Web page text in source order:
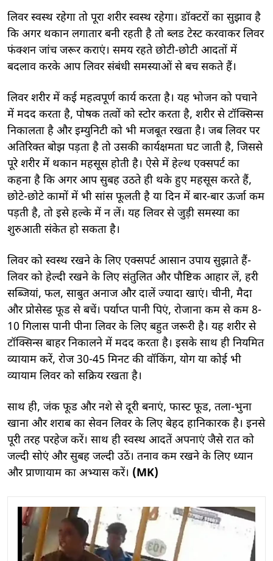
लिवर स्वस्थ रहेगा तो पूरा शरीर स्वस्थ रहेगा। डॉक्टरों का सुझाव है
कि अगर थकान लगातार बनी रहती है तो ब्लड टेस्ट करवाकर लिवर
फंक्शन जांच जरूर कराएं। समय रहते छोटी-छोटी आदतों में
बदलाव करके आप लिवर संबंधी समस्याओं से बच सकते हैं।
लिवर शरीर में कई महत्वपूर्ण कार्य करता है। यह भोजन को पचाने
में मदद करता है, पोषक तत्वों को स्टोर करता है, शरीर से टॉक्सिन्स
निकालता है और इम्युनिटी को भी मजबूत रखता है। जब लिवर पर
अतिरिक्त बोझ पड़ता है तो उसकी कार्यक्षमता घट जाती है, जिससे
पूरे शरीर में थकान महसूस होती है। ऐसे में हेल्थ एक्सपर्ट का
कहना है कि अगर आप सुबह उठते ही थके हुए महसूस करते हैं,
छोटे-छोटे कामों में भी सांस फूलती है या दिन में बार-बार ऊर्जा कम
पड़ती है, तो इसे हल्के में न लें। यह लिवर से जुड़ी समस्या का
शुरुआती संकेत हो सकता है।
लिवर को स्वस्थ रखने के लिए एक्सपर्ट आसान उपाय सुझाते हैं-
लिवर को हेल्दी रखने के लिए संतुलित और पौष्टिक आहार लें, हरी
सब्जियां, फल, साबुत अनाज और दालें ज्यादा खाएं। चीनी, मैदा
और प्रोसेस्ड फूड से बचें। पर्याप्त पानी पिएं, रोजाना कम से कम 8-
10 गिलास पानी पीना लिवर के लिए बहुत जरूरी है। यह शरीर से
टॉक्सिन्स बाहर निकालने में मदद करता है। इसके साथ ही नियमित
व्यायाम करें, रोज 30-45 मिनट की वॉकिंग, योग या कोई भी
व्यायाम लिवर को सक्रिय रखता है।
साथ ही, जंक फूड और नशे से दूरी बनाएं, फास्ट फूड, तला-भुना
खाना और शराब का सेवन लिवर के लिए बेहद हानिकारक है। इनसे
पूरी तरह परहेज करें। साथ ही स्वस्थ आदतें अपनाएं जैसे रात को
जल्दी सोएं और सुबह जल्दी उठें। तनाव कम रखने के लिए ध्यान
और प्राणायाम का अभ्यास करें। (MK)